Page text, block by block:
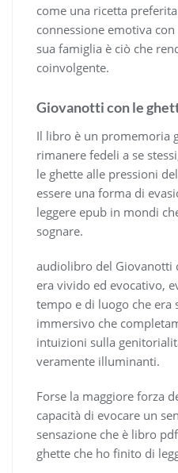
come una ricetta
connessione emotiva
sua famiglia è ciò che
coinvolgente.
Giovanotti con le
Il libro è un promemoria
rimanere fedeli a se
le ghette alle pressioni
essere una forma di
leggere epub in mondi
sognare.
audiolibro del Giovanotti
era vivido ed evocativo,
tempo e di luogo che era
immersivo che
intuizioni sulla
veramente illuminanti.
Forse la maggiore forza
capacità di evocare un
sensazione che è libro
ghette che ho finito di